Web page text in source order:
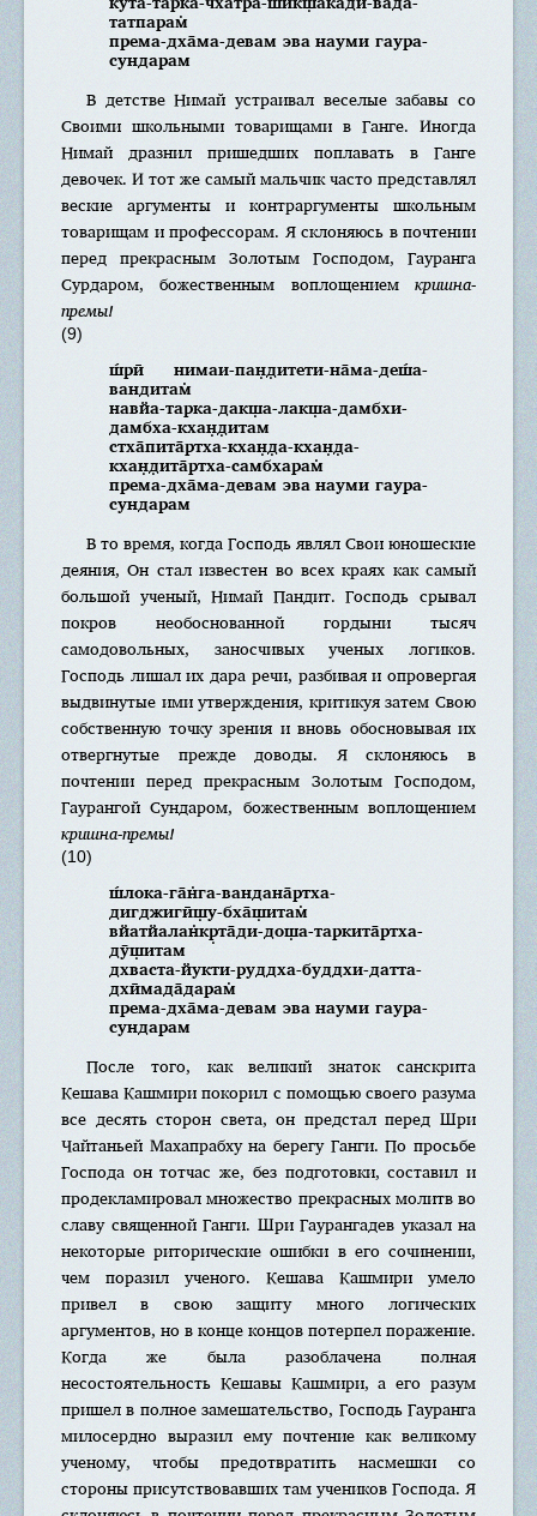
татпарам̇
према-дха̄ма-девам эва науми гаура-
сундарам
В детстве Нимай устраивал веселые забавы со
Своими школьными товарищами в Ганге. Иногда
Нимай дразнил пришедших поплавать в Ганге
девочек. И тот же самый мальчик часто представлял
веские аргументы и контраргументы школьным
товарищам и профессорам. Я склоняюсь в почтении
перед прекрасным Золотым Господом, Гауранга
Сурдаром, божественным воплощением кришна-
премы!
(9)
ш́рӣ нимаи-пан̣д̣итети-на̄ма-деш́а-
вандитам̇
навйа-тарка-дакш̣а-лакш̣а-дамбхи-
дамбха-кхан̣д̣итам
стха̄пита̄ртха-кхан̣д̣а-кхан̣д̣а-
кхан̣д̣ита̄ртха-самбхарам̇
према-дха̄ма-девам эва науми гаура-
сундарам
В то время, когда Господь являл Свои юношеские
деяния, Он стал известен во всех краях как самый
большой ученый, Нимай Пандит. Господь срывал
покров необоснованной гордыни тысяч
самодовольных, заносчивых ученых логиков.
Господь лишал их дара речи, разбивая и опровергая
выдвинутые ими утверждения, критикуя затем Свою
собственную точку зрения и вновь обосновывая их
отвергнутые прежде доводы. Я склоняюсь в
почтении перед прекрасным Золотым Господом,
Гаурангой Сундаром, божественным воплощением
кришна-премы!
(10)
ш́лока-га̄н̇га-вандана̄ртха-
дигджигӣш̣у-бха̄ш̣итам̇
вйатйалан̇кр̣та̄ди-дош̣а-таркита̄ртха-
дӯш̣итам
дхваста-йукти-руддха-буддхи-датта-
дхӣмада̄дарам̇
према-дха̄ма-девам эва науми гаура-
сундарам
После того, как великий знаток санскрита
Кешава Кашмири покорил с помощью своего разума
все десять сторон света, он предстал перед Шри
Чайтаньей Махапрабху на берегу Ганги. По просьбе
Господа он тотчас же, без подготовки, составил и
продекламировал множество прекрасных молитв во
славу священной Ганги. Шри Гаурангадев указал на
некоторые риторические ошибки в его сочинении,
чем поразил ученого. Кешава Кашмири умело
привел в свою защиту много логических
аргументов, но в конце концов потерпел поражение.
Когда же была разоблачена полная
несостоятельность Кешавы Кашмири, а его разум
пришел в полное замешательство, Господь Гауранга
милосердно выразил ему почтение как великому
ученому, чтобы предотвратить насмешки со
стороны присутствовавших там учеников Господа. Я